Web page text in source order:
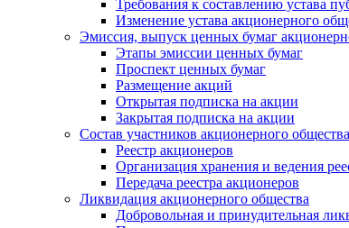
Требования к составлению устава
Изменение устава акционерного
Эмиссия, выпуск ценных бумаг
Этапы эмиссии ценных бумаг
Проспект ценных бумаг
Размещение акций
Открытая подписка на акции
Закрытая подписка на акции
Состав участников акционерного
Реестр акционеров
Организация хранения и ведения
Передача реестра акционеров
Ликвидация акционерного общества
Добровольная и принудительная